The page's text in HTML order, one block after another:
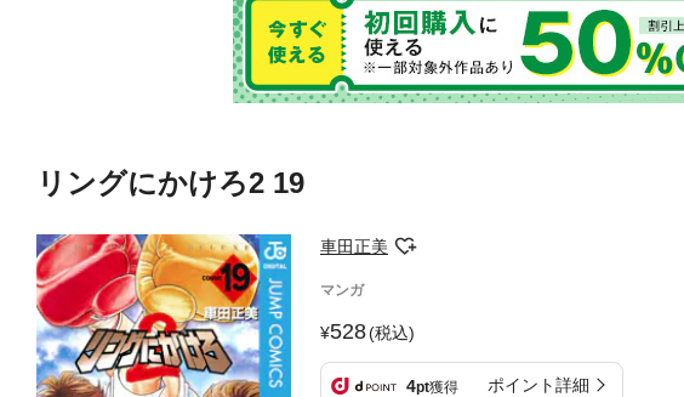
リングにかけろ2 19
車田正美
マンガ
528(税込)
4pt獲得 ポイント詳細